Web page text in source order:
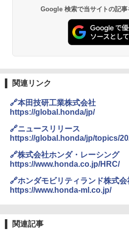
Google 検索で当サイトの記
関連リンク
🔗本田技研工業株式会社
https://global.honda/jp/
🔗ニュースリリース
https://global.honda/jp/topics/
🔗株式会社ホンダ・レーシング
https://www.honda.co.jp/HRC/
🔗ホンダモビリティランド株式会
https://www.honda-ml.co.jp/
関連記事